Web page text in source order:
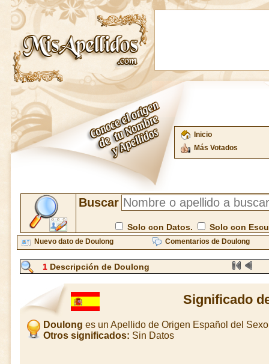
Inicio
Más Votados
Buscar
Solo con Datos. Solo con
Nuevo dato de Doulong Comentarios de Doulong
1 Descripción de Doulong
Significado
Doulong es un Apellido de Origen Español del
Otros significados: Sin Datos